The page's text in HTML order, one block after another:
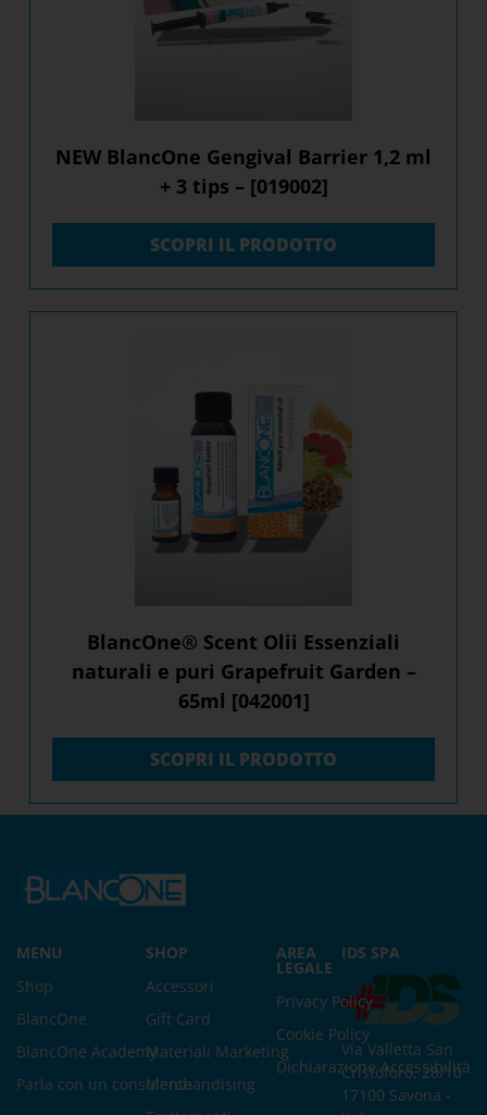
NEW BlancOne Gengival Barrier 1,2 ml
+ 3 tips – [019002]
SCOPRI IL PRODOTTO
BlancOne® Scent Olii Essenziali
naturali e puri Grapefruit Garden –
65ml [042001]
SCOPRI IL PRODOTTO
MENU
Shop
BlancOne
BlancOne Academy
Parla con un consulente
SHOP
Accessori
Gift Card
Materiali Marketing
Merchandising
AREA
LEGALE
Privacy Policy
Cookie Policy
Dichiarazione Accessibilità
IDS SPA
Via Valletta San
Cristoforo, 28/10
17100 Savona -